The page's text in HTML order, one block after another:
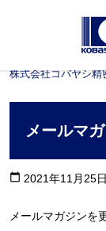
株式会社コバヤシ精
メールマ
calendar_today 2021年11月25日
メールマガジンを